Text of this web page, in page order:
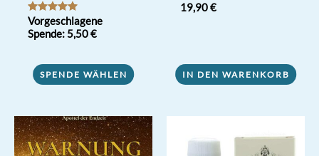
Bewertet mit
5.00
von 5
Vorgeschlagene
Spende: 5,50€
SPENDE WÄHLEN
19,90€
IN DEN WARENKORB